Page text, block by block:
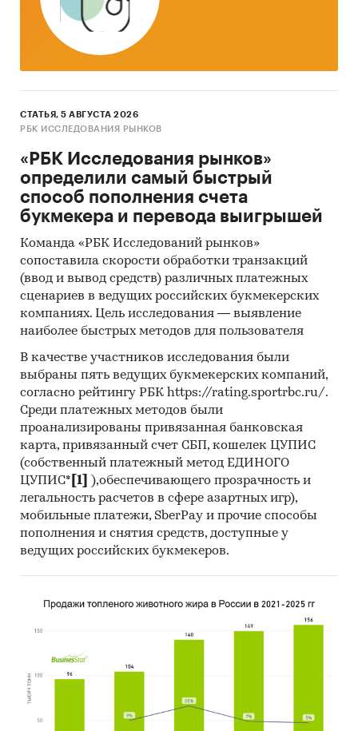
6. Определить помесячную динамику
импорта крепких алкогольных напитков в
Россию в 2010 г. в натуральном и стоимостном
выражении по маркам.
7. Определить объем импорта крепких
алкогольных напитков в Россию в 2010 г. в
натуральном и стоимостном выражении по
компаниям-отправителям.
8. Определить объем импорта крепких
алкогольных напитков в Россию в натуральном
и стоимостном выражении по странам
происхождения и странам отправления.
9. Определить объем экспорта водки из
России в 2010 г. натуральном и стоимостном
выражении по маркам.
10. Определить объем экспорта водки из
России в 2010 г. в натуральном и стоимостном
выражении по годам.
11. Определить помесячную динамику
экспорта водки из России в 2010 г. в
натуральном и стоимостном выражении по
маркам.
12. Определить объем экспорта водки из
России в 2010 г. в натуральном и стоимостном
выражении по компаниям-отправителям.
России в 2010 г. в натуральном и стоимостном
выражении по странам происхождения и
Объект исследования
Российский рынок крепких алкогольных
напитков.
СТАТЬЯ, 5 АВГУСТА 2026
РБК ИССЛЕДОВАНИЯ РЫНКОВ
«РБК Исследования рынков»
определили самый быстрый
способ пополнения счета
букмекера и перевода выигрышей
Команда «РБК Исследований рынков»
сопоставила скорости обработки транзакций
(ввод и вывод средств) различных платежных
сценариев в ведущих российских букмекерских
компаниях. Цель исследования — выявление
наиболее быстрых методов для пользователя
В качестве участников исследования были
выбраны пять ведущих букмекерских компаний,
согласно рейтингу РБК https://rating.sportrbc.ru/.
Среди платежных методов были
проанализированы привязанная банковская
карта, привязанный счет СБП, кошелек ЦУПИС
(собственный платежный метод ЕДИНОГО
ЦУПИС* [1]
),обеспечивающего прозрачность и
легальность расчетов в сфере азартных игр),
мобильные платежи, SberPay и прочие способы
пополнения и снятия средств, доступные у
ведущих российских букмекеров.